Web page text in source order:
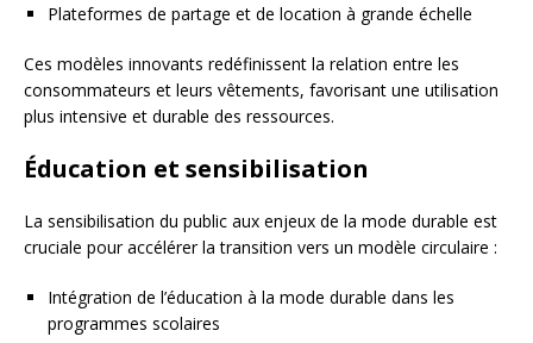
Plateformes de partage et de location à grande échelle
Ces modèles innovants redéfinissent la relation entre les
consommateurs et leurs vêtements, favorisant une utilisation
plus intensive et durable des ressources.
Éducation et sensibilisation
La sensibilisation du public aux enjeux de la mode durable est
cruciale pour accélérer la transition vers un modèle circulaire :
Intégration de l’éducation à la mode durable dans les
programmes scolaires